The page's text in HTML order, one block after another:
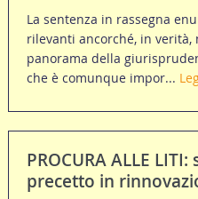
La sentenza in rassegna
rilevanti ancorché, in
panorama della
che è comunque impor...
PROCURA ALLE
precetto in